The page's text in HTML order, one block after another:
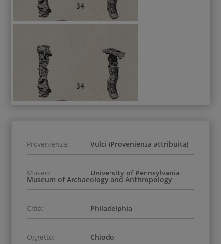
Provenienza: Vulci (Provenienza attribuita)
Museo: University of Pennsylvania
Museum of Archaeology and Anthropology
Città: Philadelphia
Oggetto: Chiodo